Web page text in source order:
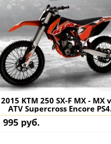
2015 KTM 250 SX-F MX - MX
ATV Supercross Encore PS4
(Турция) купить
на аккаунт
995 руб.